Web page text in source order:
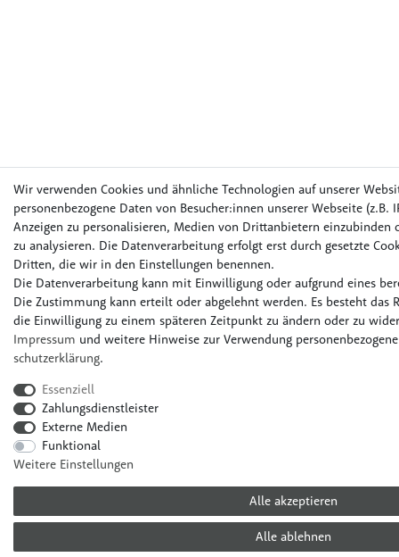
Wir verwenden Cookies und ähnliche Technologien auf unserer
personenbezogene Daten von Besucher:innen unserer Webseite (z.B.
Anzeigen zu personalisieren, Medien von Drittanbietern einzubinden
zu analysieren. Die Datenverarbeitung erfolgt erst durch gesetzte
Dritten, die wir in den Einstellungen benennen.
Die Datenverarbeitung kann mit Einwilligung oder aufgrund eines
Die Zustimmung kann erteilt oder abgelehnt werden. Es besteht das
die Einwilligung zu einem späteren Zeitpunkt zu ändern oder zu
Impressum und weitere Hinweise zur Verwendung
schutz­erklärung.
Essenziell
Zahlungsdienstleister
Externe Medien
Funktional
Weitere Einstellungen
Alle akzeptieren
Alle ablehnen